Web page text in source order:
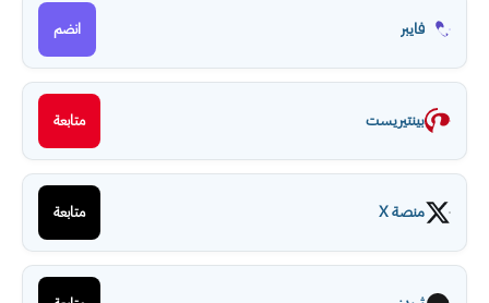
فايبر انضم
بينتيريست متابعة
منصة X متابعة